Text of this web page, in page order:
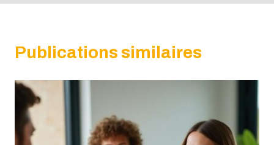
Publications similaires